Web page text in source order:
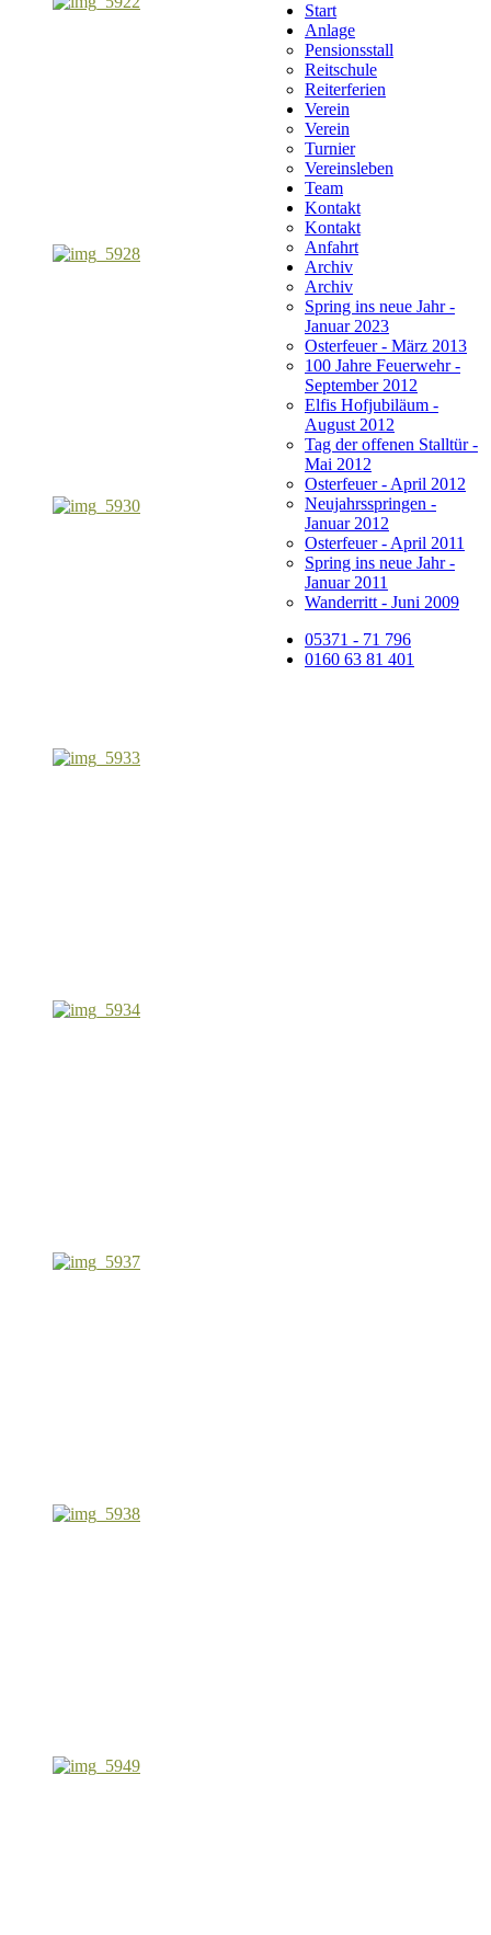
Start
Anlage
Pensionsstall
Reitschule
Reiterferien
Verein
Verein
Turnier
Vereinsleben
Team
Kontakt
Kontakt
Anfahrt
Archiv
Archiv
Spring ins neue Jahr -
Januar 2023
Osterfeuer - März 2013
100 Jahre Feuerwehr -
September 2012
Elfis Hofjubiläum -
August 2012
Tag der offenen Stalltür -
Mai 2012
Osterfeuer - April 2012
Neujahrsspringen -
Januar 2012
Osterfeuer - April 2011
Spring ins neue Jahr -
Januar 2011
Wanderritt - Juni 2009
05371 - 71 796
0160 63 81 401